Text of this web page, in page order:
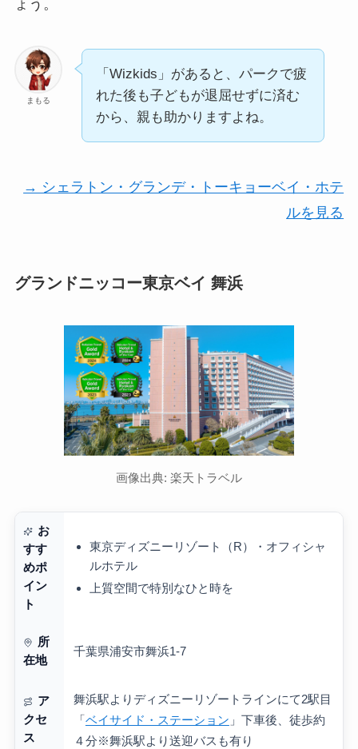
ょう。
まもる
「Wizkids」があると、パークで疲
れた後も子どもが退屈せずに済む
から、親も助かりますよね。
→ シェラトン・グランデ・トーキョーベイ・ホテ
ルを見る
グランドニッコー東京ベイ 舞浜
画像出典: 楽天トラベル
お
すす
めポ
イン
ト
東京ディズニーリゾート（R）・オフィシャ
ルホテル
上質空間で特別なひと時を
所
在地
千葉県浦安市舞浜1-7
ア
クセ
ス
舞浜駅よりディズニーリゾートラインにて2駅目
「ベイサイド・ステーション 」下車後、徒歩約
４分※舞浜駅より送迎バスも有り